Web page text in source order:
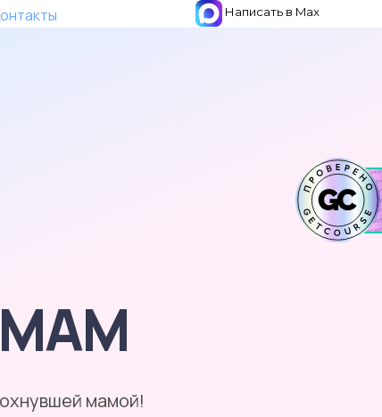
Написать в Max
мамой!